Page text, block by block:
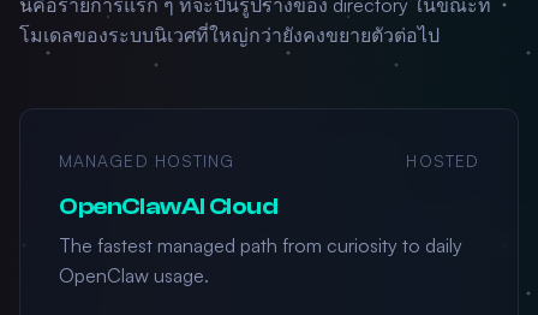
นี่คือรายการแรก ๆ ที่จะปั้นรูปร่างของ directory ในขณะที่
โมเดลของระบบนิเวศที่ใหญ่กว่ายังคงขยายตัวต่อไป
MANAGED HOSTING HOSTED
OpenClawAI Cloud
The fastest managed path from curiosity to daily
OpenClaw usage.